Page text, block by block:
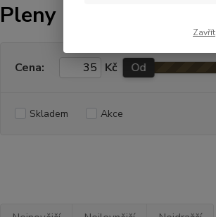
Pleny
Cena: Kč Od
Skladem Akce
Zavřít